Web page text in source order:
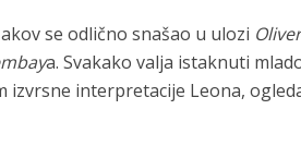
se odlično snašao u ulozi
a. Svakako valja istaknuti
izvrsne interpretacije Leona,